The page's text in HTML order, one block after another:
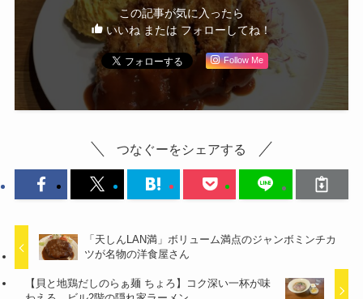
この記事が気に入ったら
いいね または フォローしてね！
Follow Me
つなぐーをシェアする
「天しんLAN満」ボリューム満点のジャンボミンチカ
ツが名物の洋食屋さん
【貝と地鶏だしのらぁ麺 ちょろ】コク深い一杯が味